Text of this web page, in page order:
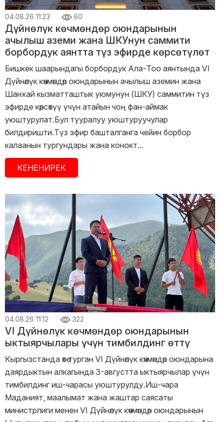
04.08.26 11:23 60
Дүйнөлүк көчмөндөр оюндарынын
ачылыш аземи жана ШКУнун саммити
борбордук аянтта түз эфирде көрсөтүлөт
Бишкек шаарындагы борбордук Ала-Тоо аянтында VI
Дүйнөлүк көчмөндөр оюндарынын ачылыш аземин жана
Шанхай кызматташтык уюмунун (ШКУ) саммитин түз
эфирде көрсөтүү үчүн атайын чоң фан-аймак
уюштурулат.Бул тууралуу уюштуруучулар
билдиришти.Түз эфир башталганга чейин борбор
калаанын тургундары жана конокт...
КЕНЕНИРЕК
04.08.26 11:12 322
VI Дүйнөлүк көчмөндөр оюндарынын
ыктыярчылары үчүн тимбилдинг өттү
Кыргызстанда өтө турган VI Дүйнөлүк көчмөндөр оюндарына
даярдыктын алкагында 3-августта ыктыярчылар үчүн
тимбилдинг иш-чарасы уюштурулду.Иш-чара
Маданият, маалымат жана жаштар саясаты
министрлиги менен VI Дүйнөлүк көчмөндөр оюндарынын